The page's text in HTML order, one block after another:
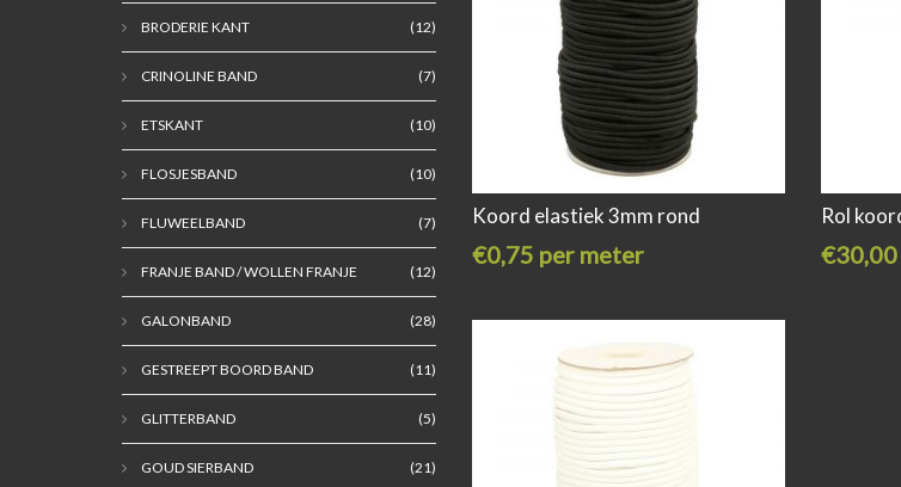
BRODERIE KANT (12)
CRINOLINE BAND (7)
ETSKANT (10)
FLOSJESBAND (10)
FLUWEELBAND (7)
FRANJE BAND / WOLLEN FRANJE (12)
GALONBAND (28)
GESTREEPT BOORD BAND (11)
GLITTERBAND (5)
GOUD SIERBAND (21)
Koord elastiek 3mm rond
€0,75 per meter
Rol